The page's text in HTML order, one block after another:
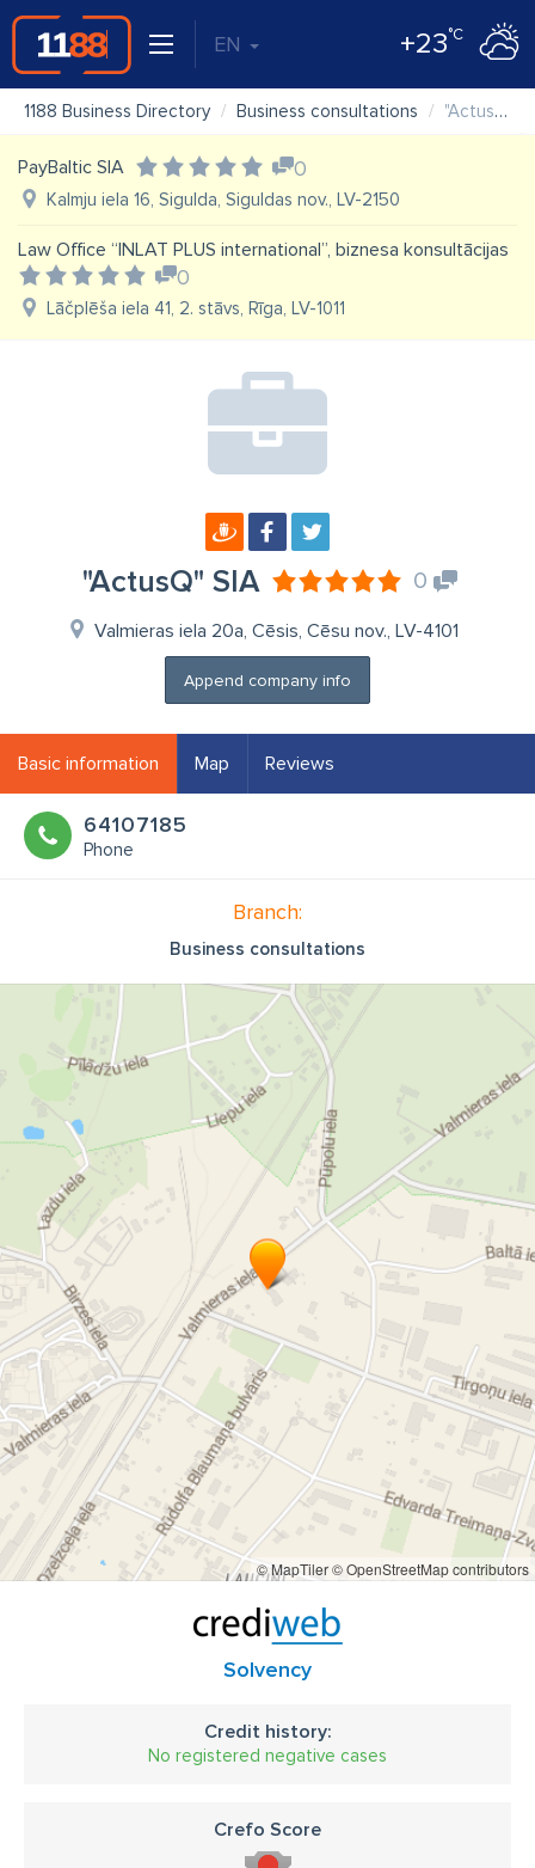
EN +23°C
1188 Business Directory Business consultations "ActusQ" SIA
PayBaltic SIA 0
Kalmju iela 16, Sigulda, Siguldas nov., LV-2150
Law Office “INLAT PLUS international”, biznesa konsultācijas
0
Lāčplēša iela 41, 2. stāvs, Rīga, LV-1011
"ActusQ" SIA 0
Valmieras iela 20a, Cēsis, Cēsu nov., LV-4101
Append company info
Basic information Map Reviews
64107185
Phone
Branch:
Business consultations
© MapTiler© OpenStreetMap contributors
Solvency
Credit history:
No registered negative cases
Crefo Score